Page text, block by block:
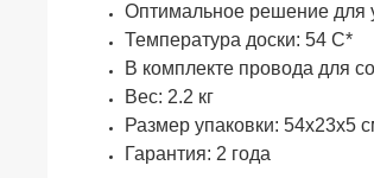
Оптимальное решение для
Температура доски: 54 С*
В комплекте провода для
Вес: 2.2 кг
Размер упаковки: 54х23х5
Гарантия: 2 года